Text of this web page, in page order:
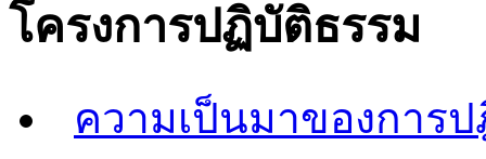
โครงการปฏิบัติธรรม
ความเป็นมาของการ